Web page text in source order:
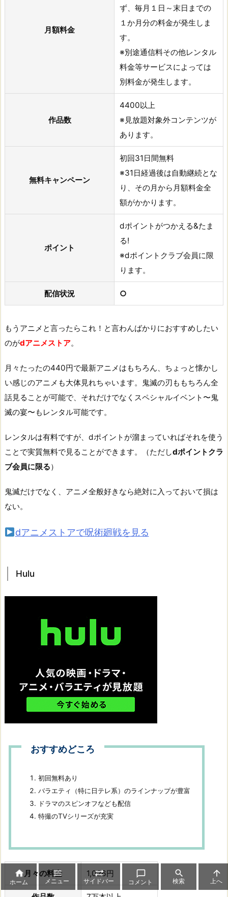
月額料金
ず、毎月１日～末日までの
１か月分の料金が発生しま
す。
※別途通信料その他レンタル
料金等サービスによっては
別料金が発生 します。
作品数
4400以上
※見放題対象外コンテンツが
あります。
無料キャンペーン
初回31日間無料
※31日経過後は自動継続とな
り、その月から月額料金全
額がかかります。
ポイント
dポイントがつかえる&たま
る!
※dポイントクラブ会員に限
ります。
配信状況 ○
もうアニメと言ったらこれ！と言わんばかりにおすすめしたい
のがdアニメストア。
月々たったの440円で最新アニメはもちろん、ちょっと懐かし
い感じのアニメも大体見れちゃいます。鬼滅の刃ももちろん全
話見ることが可能で、それだけでなくスペシャルイベント〜鬼
滅の宴〜もレンタル可能です。
レンタルは有料ですが、dポイントが溜まっていればそれを使う
ことで実質無料で見ることができます。（ただしdポイントクラ
ブ会員に限る）
鬼滅だけでなく、アニメ全般好きなら絶対に入っておいて損は
ない。
dアニメストアで呪術廻戦を見る
Hulu
おすすめどころ
初回無料あり
バラエティ（特に日テレ系）のラインナップが豊富
ドラマのスピンオフなども配信
特撮のTVシリーズが充実
月々の料金 1,026円

ホーム

メニュー

サイドバー

コメント

検索

上へ